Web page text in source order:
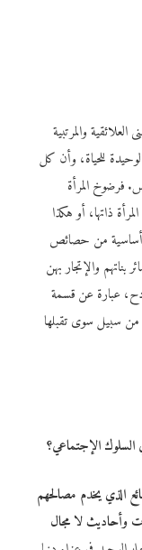
والمرتبية
للحياة، وأن كل
فرضوخ المرأة
ذاتها، أو هكذا
أساسية من حصائص
بناتهم والإتجار بهن
عبارة عن قسمة
من سبيل سوى تقبلها
الذي يخدم مصالحهم
وأحاديث لا مجال